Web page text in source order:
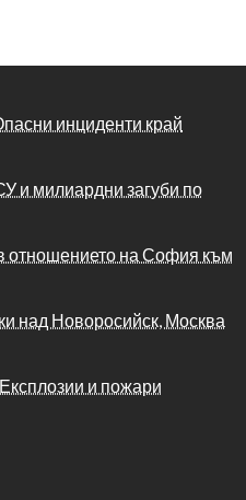
инциденти край
и милиардни загуби по
отношението на София към
над Новоросийск, Москва
и пожари